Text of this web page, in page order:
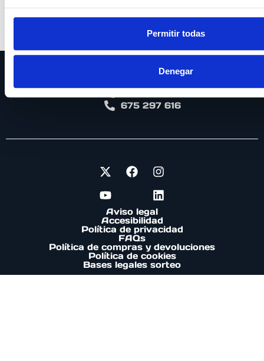
Permitir todas
Denegar
Ponte en contacto con nosotros
654 451 800
659 788 185
675 297 616
Aviso legal
Accesibilidad
Política de privacidad
FAQs
Política de compras y devoluciones
Política de cookies
Bases legales sorteo